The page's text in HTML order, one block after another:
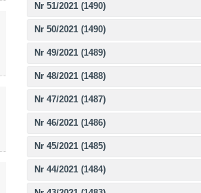
Nr 51/2021 (1490)
Nr 50/2021 (1490)
Nr 49/2021 (1489)
Nr 48/2021 (1488)
Nr 47/2021 (1487)
Nr 46/2021 (1486)
Nr 45/2021 (1485)
Nr 44/2021 (1484)